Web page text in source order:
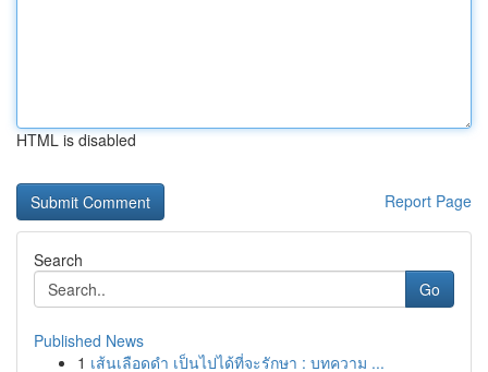
HTML is disabled
Report Page
Search
Go
Published News
1 เส้นเลือดดำ เป็นไปได้ที่จะรักษา : บทความ ...